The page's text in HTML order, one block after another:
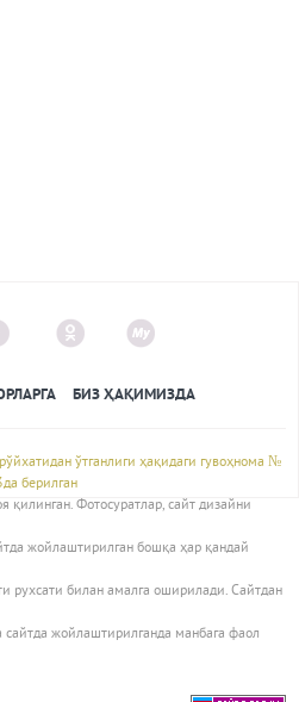
БИЗ ҲАҚИМИЗДА
ўтганлиги ҳақидаги гувоҳнома №
берилган
Фотосуратлар, сайт дизайни
жойлаштирилган бошқа ҳар қандай
рухсати билан амалга оширилади. Сайтдан
жойлаштирилганда манбага фаол